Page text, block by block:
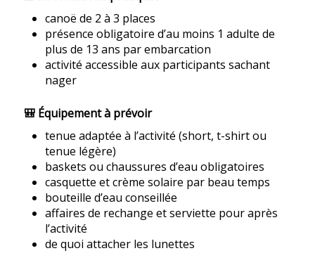
canoë de 2 à 3 places
présence obligatoire d’au moins 1 adulte de
plus de 13 ans par embarcation
activité accessible aux participants sachant
nager
🎒 Équipement à prévoir
tenue adaptée à l’activité (short, t-shirt ou
tenue légère)
baskets ou chaussures d’eau obligatoires
casquette et crème solaire par beau temps
bouteille d’eau conseillée
affaires de rechange et serviette pour après
l’activité
de quoi attacher les lunettes